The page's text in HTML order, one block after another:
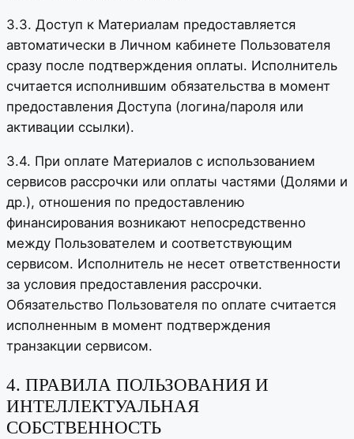
3.3. Доступ к Материалам предоставляется
автоматически в Личном кабинете Пользователя
сразу после подтверждения оплаты. Исполнитель
считается исполнившим обязательства в момент
предоставления Доступа (логина/пароля или
активации ссылки).
3.4. При оплате Материалов с использованием
сервисов рассрочки или оплаты частями (Долями и
др.), отношения по предоставлению
финансирования возникают непосредственно
между Пользователем и соответствующим
сервисом. Исполнитель не несет ответственности
за условия предоставления рассрочки.
Обязательство Пользователя по оплате считается
исполненным в момент подтверждения
транзакции сервисом.
4. ПРАВИЛА ПОЛЬЗОВАНИЯ И
ИНТЕЛЛЕКТУАЛЬНАЯ
СОБСТВЕННОСТЬ